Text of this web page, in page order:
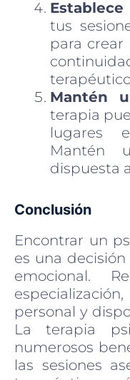
tus
para
Mantén
terapia
lugares
Mantén
dispuesta
Conclusión
Encontrar un
es una
emocional.
personal y
La terapia
numerosos
las sesiones